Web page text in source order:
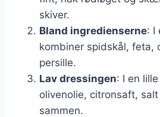
skiver.
Bland ingredienserne: I
kombiner spidskål, feta,
persille.
Lav dressingen: I en
olivenolie, citronsaft,
sammen.